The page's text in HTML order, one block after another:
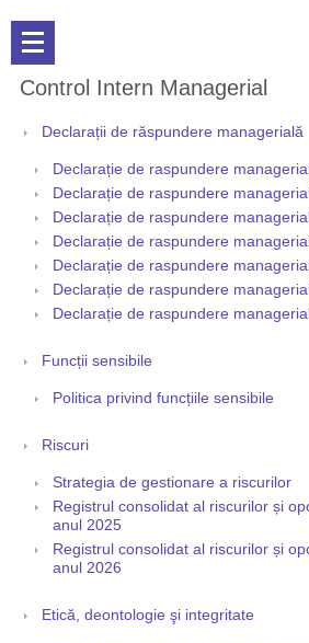
Control Intern Managerial
Declarații de răspundere managerială
Declarație de raspundere
Declarație de raspundere
Declarație de raspundere
Declarație de raspundere
Declarație de raspundere
Declarație de raspundere
Declarație de raspundere
Funcții sensibile
Politica privind funcțiile sensibile
Riscuri
Strategia de gestionare a riscurilor
Registrul consolidat al riscurilor și
anul 2025
Registrul consolidat al riscurilor și
anul 2026
Etică, deontologie şi integritate